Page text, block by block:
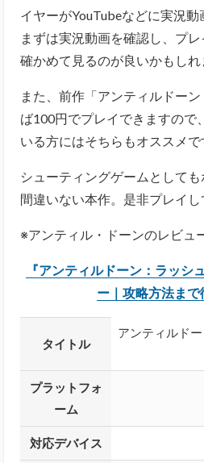
イヤーがYouTubeなどに実況動
まずは実況動画を確認し、プ
確かめて見るのが良いかもしれ
また、前作「アンティルドー
ば100円でプレイできますので
いる方にはそちらもオススメで
シューティングゲームとして
間違いない本作。是非プレイし
※アンティル・ドーンのレビュ
『アンティルドーン：ラッシ
ー｜攻略方法まで
タイトル
アンティルド
プラットフォ
ーム
対応デバイス